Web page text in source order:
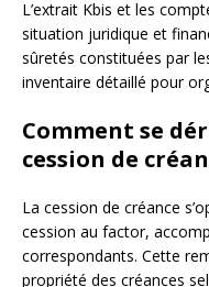
L’extrait Kbis et les
situation juridique et
sûretés constituées par
inventaire détaillé pour
Comment se
cession de
La cession de créance
cession au factor,
correspondants. Cette
propriété des créances